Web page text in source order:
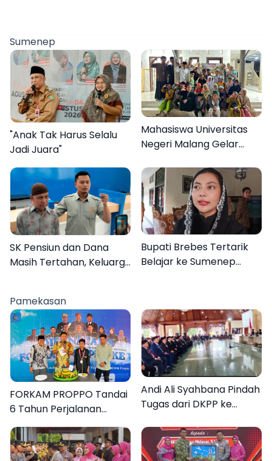
Sumenep
"Anak Tak Harus Selalu
Jadi Juara"
Mahasiswa Universitas
Negeri Malang Gelar
Desa Dapenda
SK Pensiun dan Dana
Masih Tertahan, Keluarga
Bupati Brebes Tertarik
Belajar ke Sumenep
Pamekasan
FORKAM PROPPO Tandai
6 Tahun Perjalanan
dengan Peluncuran Mars,
Hymne, dan Buku
Organisasi
Andi Ali Syahbana Pindah
Tugas dari DKPP ke